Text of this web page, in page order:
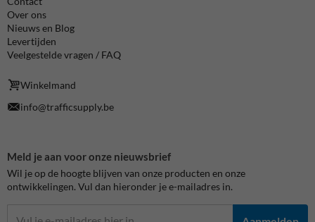
Over ons
Nieuws en Blog
Levertijden
Veelgestelde vragen / FAQ
Winkelmand
info@trafficsupply.be
Meld je aan voor onze nieuwsbrief
Wil je op de hoogte blijven van onze producten en onze
ontwikkelingen. Vul dan hieronder je e-mailadres in.